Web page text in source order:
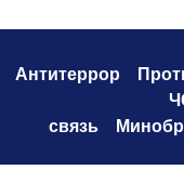
Антитеррор
связь